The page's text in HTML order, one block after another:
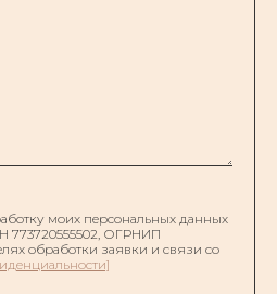
моих персональных данных
773720555502, ОГРНИП
обработки заявки и связи со